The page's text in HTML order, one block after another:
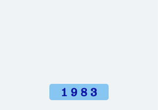
1 9 8 3